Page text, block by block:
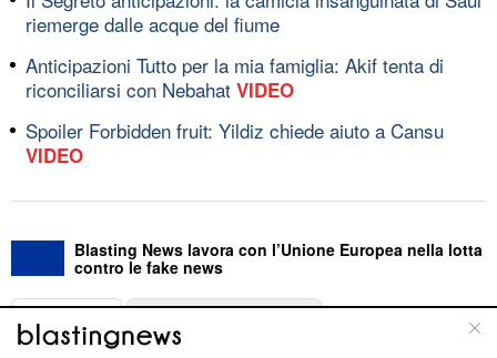
riemerge dalle acque del fiume
Anticipazioni Tutto per la mia famiglia: Akif tenta di
riconciliarsi con Nebahat VIDEO
Spoiler Forbidden fruit: Yildiz chiede aiuto a Cansu
VIDEO
Blasting News lavora con l’Unione Europea nella lotta
contro le fake news
ABOUT